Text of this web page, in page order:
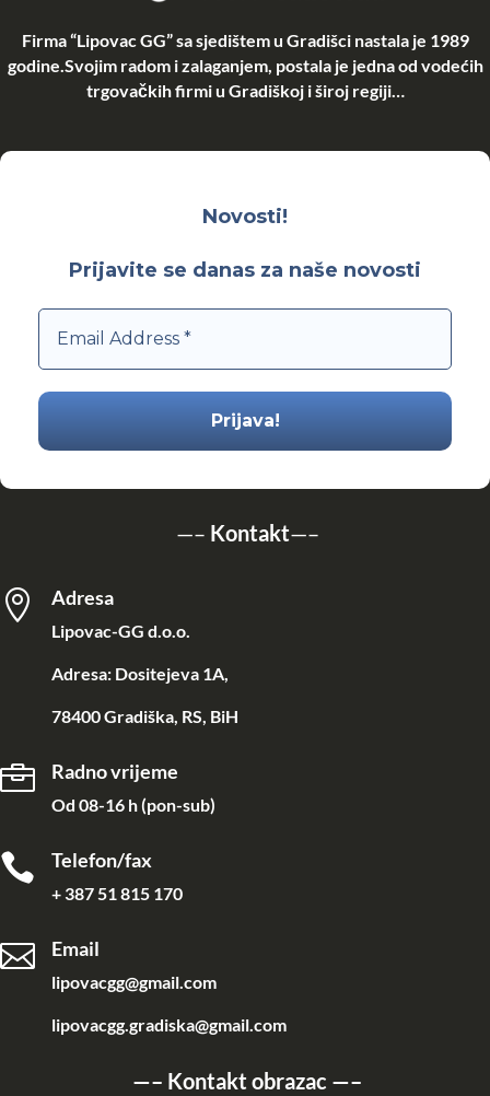
Firma “Lipovac GG” sa sjedištem u Gradišci nastala je 1989
godine.Svojim radom i zalaganjem, postala je jedna od vodećih
trgovačkih firmi u Gradiškoj i široj regiji…
Novosti!
Prijavite se danas za naše novosti
—– Kontakt—–
 Adresa
Lipovac-GG d.o.o.
Adresa: Dositejeva 1A,
78400 Gradiška, RS, BiH
 Radno vrijeme
Od 08-16 h (pon-sub)
 Telefon/fax
+ 387 51 815 170
 Email
lipovacgg@gmail.com
lipovacgg.gradiska@gmail.com
—– Kontakt obrazac —–